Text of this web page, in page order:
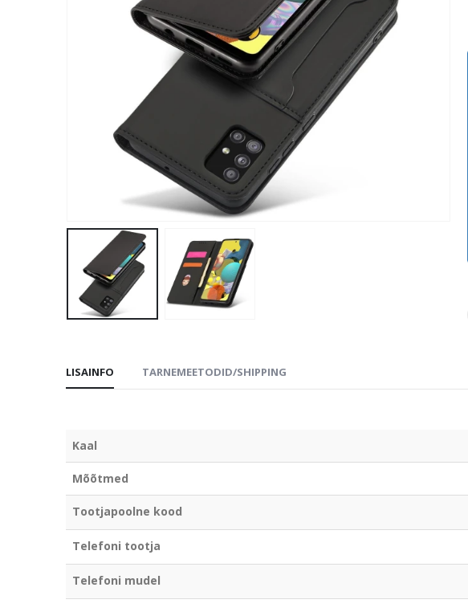
LISAINFO TARNEMEETODID/SHIPPING
Kaal
Mõõtmed
Tootjapoolne kood
Telefoni tootja
Telefoni mudel